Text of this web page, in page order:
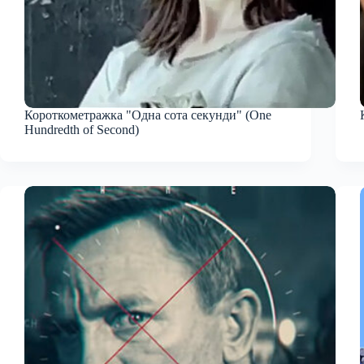
Короткометражка "Одна сота секунди" (One
Hundredth of Second)